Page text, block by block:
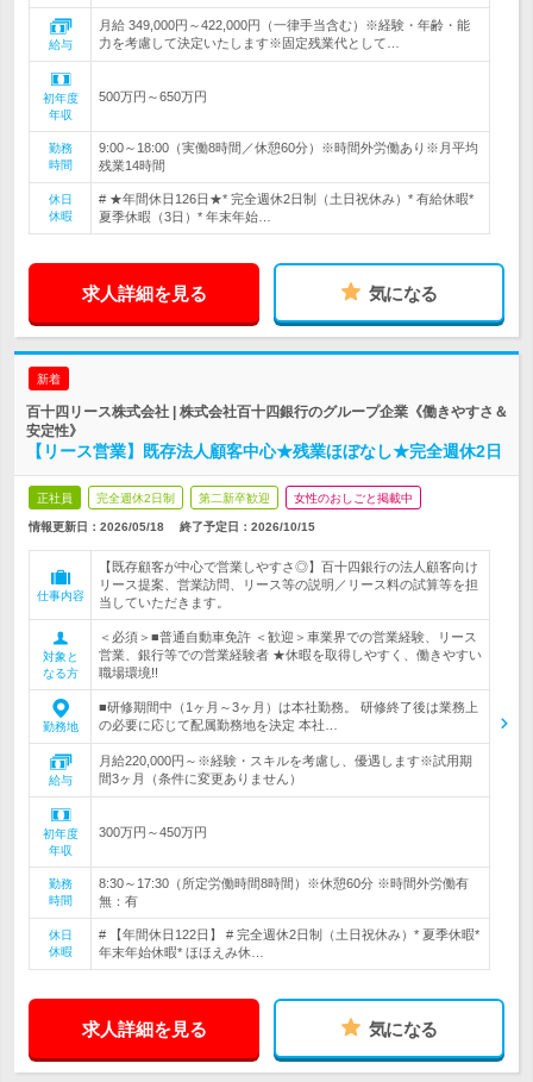
給与
月給 349,000円～422,000円（一律手当含む）※経験・年齢・能
力を考慮して決定いたします※固定残業代として…
初年度
年収
500万円～650万円
勤務
時間
9:00～18:00（実働8時間／休憩60分）※時間外労働あり※月平均
残業14時間
休日
休暇
# ★年間休日126日★* 完全週休2日制（土日祝休み）* 有給休暇*
夏季休暇（3日）* 年末年始…
求人詳細を見る 気になる
新着
百十四リース株式会社 | 株式会社百十四銀行のグループ企業《働きやすさ＆
安定性》
【リース営業】既存法人顧客中心★残業ほぼなし★完全週休2日
正社員 完全週休2日制 第二新卒歓迎 女性のおしごと掲載中
情報更新日：2026/05/18 終了予定日： 2026/10/15
仕事内容
【既存顧客が中心で営業しやすさ◎】百十四銀行の法人顧客向け
リース提案、営業訪問、リース等の説明／リース料の試算等を担
当していただきます。
対象と
なる方
＜必須＞■普通自動車免許 ＜歓迎＞車業界での営業経験、リース
営業、銀行等での営業経験者 ★休暇を取得しやすく、働きやすい
職場環境!!
勤務地
■研修期間中（1ヶ月～3ヶ月）は本社勤務。 研修終了後は業務上
の必要に応じて配属勤務地を決定 本社…
給与
月給220,000円～※経験・スキルを考慮し、優遇します※試用期
間3ヶ月（条件に変更ありません）
初年度
年収
300万円～450万円
勤務
時間
8:30～17:30（所定労働時間8時間）※休憩60分 ※時間外労働有
無：有
休日
休暇
# 【年間休日122日】 # 完全週休2日制（土日祝休み）* 夏季休暇*
年末年始休暇* ほほえみ休…
求人詳細を見る 気になる